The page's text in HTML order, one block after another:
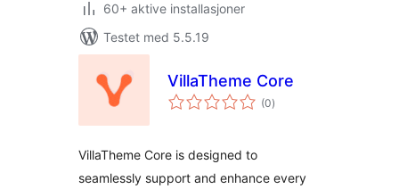
60+ aktive installasjoner
Testet med 5.5.19
VillaTheme Core
(0totale
vurderinger
)
VillaTheme Core is designed to
seamlessly support and enhance every